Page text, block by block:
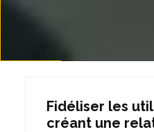
Fidéliser les
créant une